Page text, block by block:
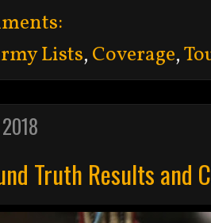
Lists, Coverage,
Truth Results and